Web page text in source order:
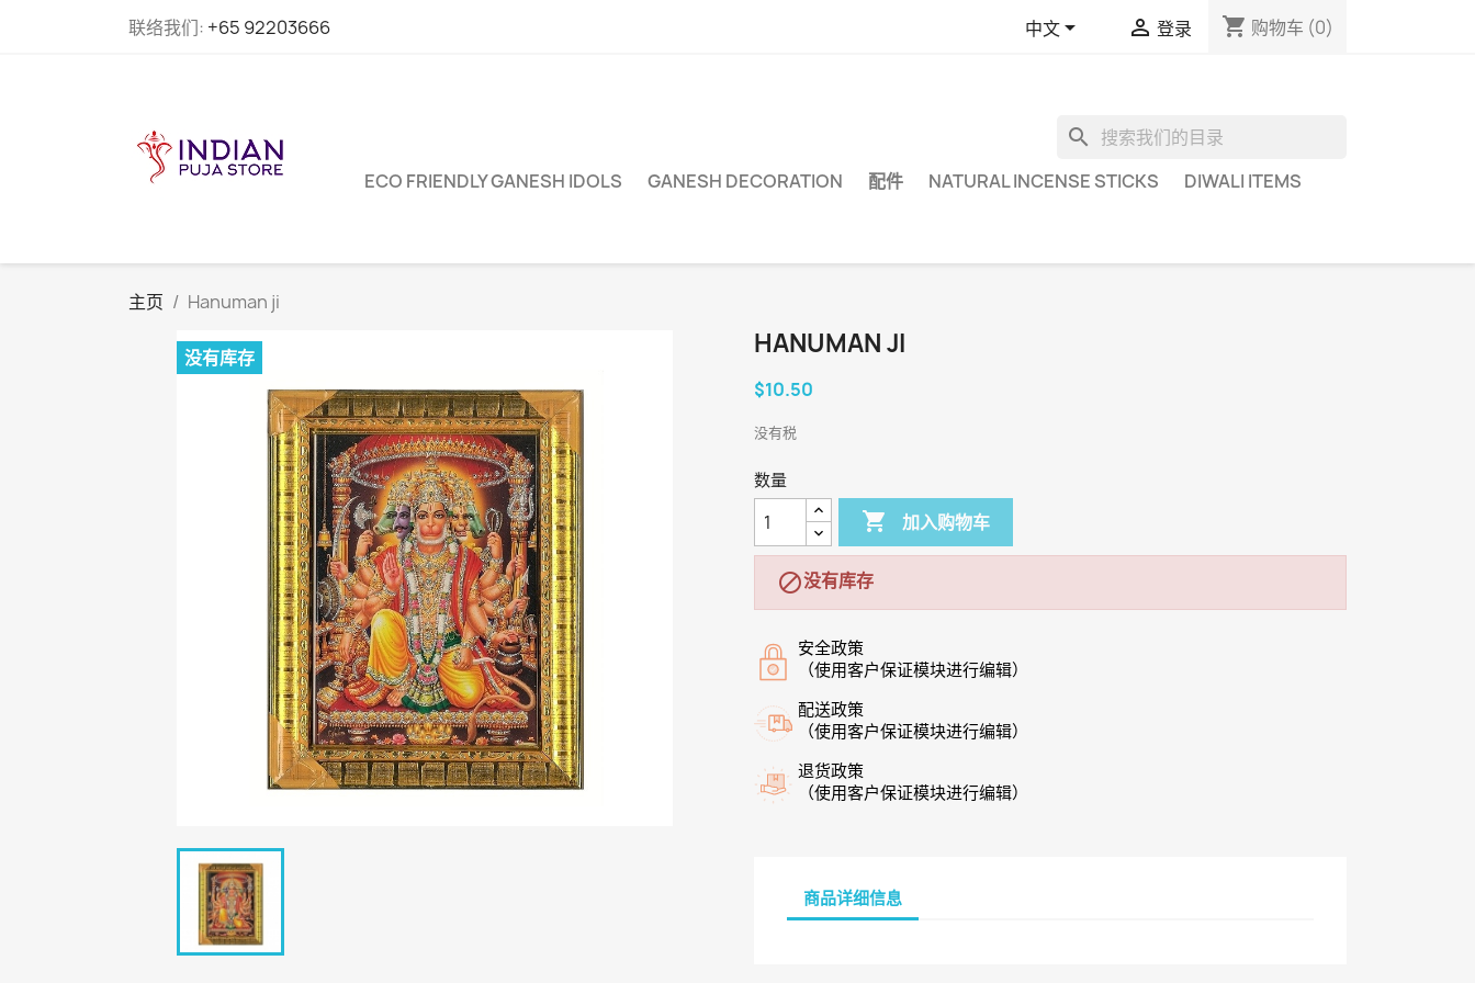
联络我们: +65 92203666 中文  登录 shopping_cart 购物车 (0)
search
ECO FRIENDLY GANESH IDOLS GANESH DECORATION 配件 NATURAL INCENSE STICKS DIWALI ITEMS
主页 Hanuman ji
没有库存 HANUMAN JI
$10.50
没有税
数量
 加入购物车
没有库存
安全政策
（使用客户保证模块进行编辑）
配送政策
（使用客户保证模块进行编辑）
退货政策
（使用客户保证模块进行编辑）
商品详细信息